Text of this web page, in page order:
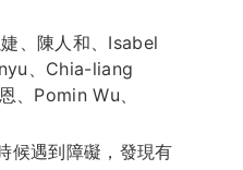
、陳人和、Isabel
、Chia-liang
、Pomin Wu、
遇到障礙，發現有